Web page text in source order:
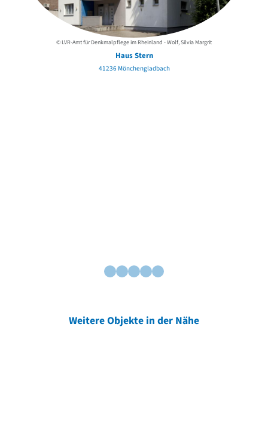
© LVR-Amt für Denkmalpflege im Rheinland - Wolf, Silvia Margrit
Haus Stern
41236 Mönchengladbach
Weitere Objekte in der Nähe